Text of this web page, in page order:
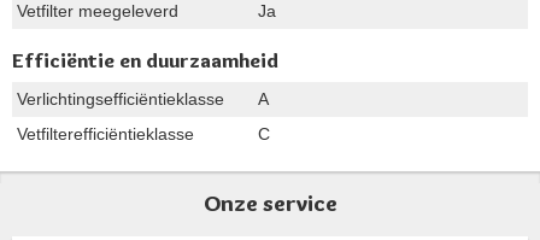
Vetfilter meegeleverd
Ja
Efficiëntie en duurzaamheid
Verlichtingsefficiëntieklasse
A
Vetfilterefficiëntieklasse
C
Onze service